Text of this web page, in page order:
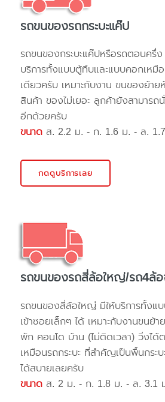
รถขนของรถกระบะแค๊ป
รถขนของกระบะแค๊ปหรือรถตอนครึ่ง
บริการทั้งแบบตู้ทึบและแบบคอกเหมื
เดียวครับ เหมาะกับงาน ขนของย้า
สินค้า ของไม่เยอะ ลูกค้ายังสามาร
อีกด้วยครับ
ขนาด ส. 2.2 ม. - ก. 1.6 ม. - ล.
กดดูบริการเลย
รถขนของรถสี่ล้อใหญ่/รถ4ล้อ
รถขนของสี่ล้อใหญ่ มีให้บริการทั้งแ
เข้าซอยเล็กๆ ได้ เหมาะกับงานขนย้
พัก คอนโด บ้าน (ไม่ติดเวลา) วิ่งได้
เหมือนรถกระบะ ที่สำคัญเป็นพื้นกระ
ได้สบายเลยครับ
ขนาด ส. 2 ม. - ก. 1.8 ม. - ล. 3.1